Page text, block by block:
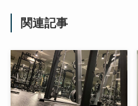
関連記事